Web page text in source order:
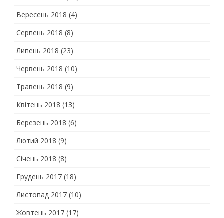
Вересень 2018 (4)
Серпень 2018 (8)
Липень 2018 (23)
Червень 2018 (10)
Травень 2018 (9)
Квітень 2018 (13)
Березень 2018 (6)
Лютий 2018 (9)
Січень 2018 (8)
Грудень 2017 (18)
Листопад 2017 (10)
Жовтень 2017 (17)